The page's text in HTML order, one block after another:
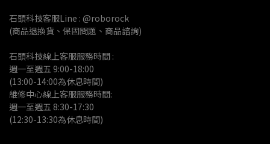
石頭科技客服Line : @roborock
(商品退換貨、保固問題、商品諮詢)
石頭科技線上客服服務時間 :
週一至週五 9:00-18:00
(13:00-14:00為休息時間)
維修中心線上客服服務時間:
週一至週五 8:30-17:30
(12:30-13:30為休息時間)